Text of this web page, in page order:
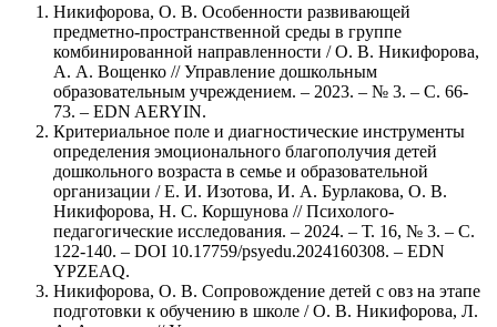
Никифорова, О. В. Особенности развивающей
предметно-пространственной среды в группе
комбинированной направленности / О. В. Никифорова,
А. А. Вощенко // Управление дошкольным
образовательным учреждением. – 2023. – № 3. – С. 66-
73. – EDN AERYIN.
Критериальное поле и диагностические инструменты
определения эмоционального благополучия детей
дошкольного возраста в семье и образовательной
организации / Е. И. Изотова, И. А. Бурлакова, О. В.
Никифорова, Н. С. Коршунова // Психолого-
педагогические исследования. – 2024. – Т. 16, № 3. – С.
122-140. – DOI 10.17759/psyedu.2024160308. – EDN
YPZEAQ.
Никифорова, О. В. Сопровождение детей с овз на этапе
подготовки к обучению в школе / О. В. Никифорова, Л.